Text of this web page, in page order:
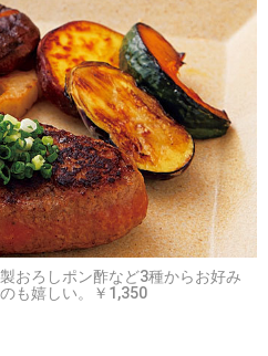
おろしポン酢など3種からお好み
も嬉しい。￥1,350